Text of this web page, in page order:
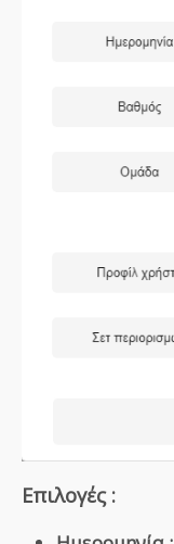
Επιλογές :